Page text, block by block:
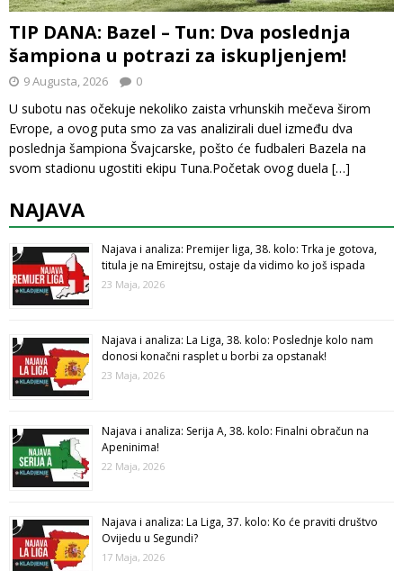
TIP DANA: Bazel – Tun: Dva poslednja
šampiona u potrazi za iskupljenjem!
9 Augusta, 2026 0
U subotu nas očekuje nekoliko zaista vrhunskih mečeva širom
Evrope, a ovog puta smo za vas analizirali duel između dva
poslednja šampiona Švajcarske, pošto će fudbaleri Bazela na
svom stadionu ugostiti ekipu Tuna.Početak ovog duela […]
NAJAVA
Najava i analiza: Premijer liga, 38. kolo: Trka je gotova,
titula je na Emirejtsu, ostaje da vidimo ko još ispada
23 Maja, 2026
Najava i analiza: La Liga, 38. kolo: Poslednje kolo nam
donosi konačni rasplet u borbi za opstanak!
23 Maja, 2026
Najava i analiza: Serija A, 38. kolo: Finalni obračun na
Apeninima!
22 Maja, 2026
Najava i analiza: La Liga, 37. kolo: Ko će praviti društvo
Ovijedu u Segundi?
17 Maja, 2026